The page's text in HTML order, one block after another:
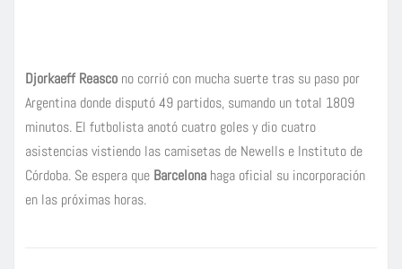
Djorkaeff Reasco no corrió con mucha suerte tras su paso por
Argentina donde disputó 49 partidos, sumando un total 1809
minutos. El futbolista anotó cuatro goles y dio cuatro
asistencias vistiendo las camisetas de Newells e Instituto de
Córdoba. Se espera que Barcelona haga oficial su incorporación
en las próximas horas.